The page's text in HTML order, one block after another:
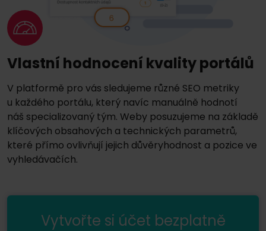
Vlastní hodnocení kvality portálů
V platformě pro vás sledujeme různé SEO metriky
u každého portálu, který navíc manuálně hodnotí
náš specializovaný tým. Weby posuzujeme na základě
klíčových obsahových a technických parametrů,
které přímo ovlivňují jejich důvěryhodnost a pozice ve
vyhledávačích.
Vytvořte si účet bezplatně